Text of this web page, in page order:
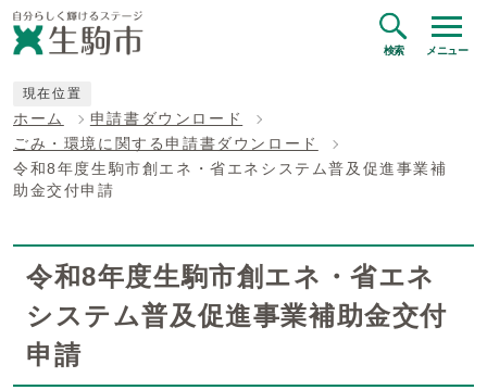
検索 メニュー
現在位置
ホーム
申請書ダウンロード
ごみ・環境に関する申請書ダウンロード
令和8年度生駒市創エネ・省エネシステム普及促進事業補
助金交付申請
令和8年度生駒市創エネ・省エネ
システム普及促進事業補助金交付
申請